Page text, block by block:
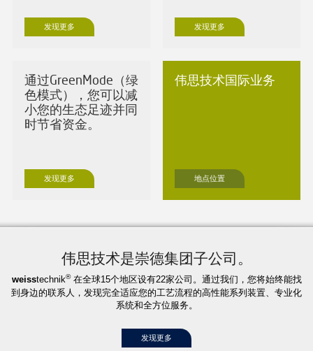
发现更多 发现更多
通过GreenMode（绿
色模式），您可以减
小您的生态足迹并同
时节省资金。
发现更多
伟思技术国际业务
地点位置
伟思技术是崇德集团子公司。
weisstechnik®在全球15个地区设有22家公司。通过我们，您将始终能找
到身边的联系人，发现完全适应您的工艺流程的高性能系列装置、专业化
系统和全方位服务。
发现更多